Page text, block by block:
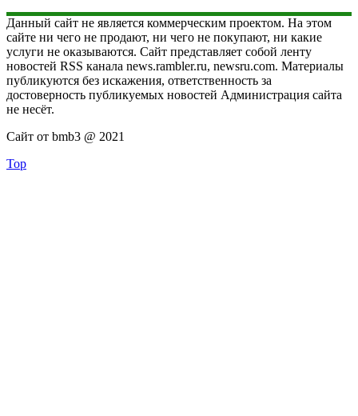
Данный сайт не является коммерческим проектом. На этом
сайте ни чего не продают, ни чего не покупают, ни какие
услуги не оказываются. Сайт представляет собой ленту
новостей RSS канала news.rambler.ru, newsru.com. Материалы
публикуются без искажения, ответственность за
достоверность публикуемых новостей Администрация сайта
не несёт.
Сайт от bmb3 @ 2021
Top